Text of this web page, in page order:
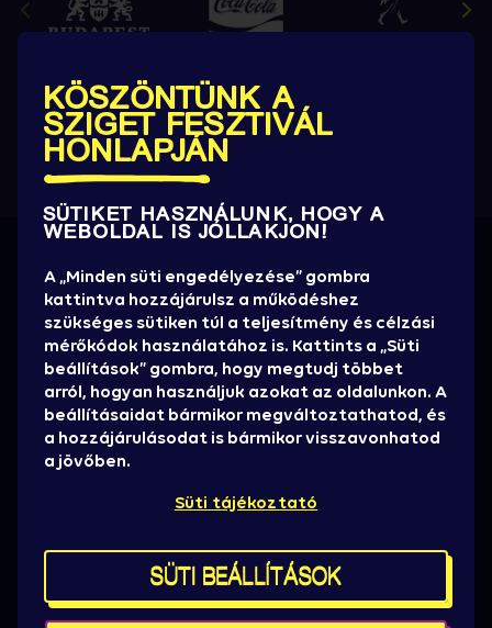
Információra éhezel?
Értesülj elsőként az új előadókról, promóciókról,
játékok, jegyakciókról, hasznos infókról!
HÍRLEVELET KÉREK
Sajtó
Sziget stáb
Brand partnereknek
Süti beállítások
Térképek
KÖSZÖNTÜNK A
SZIGET FESZTIVÁL
HONLAPJÁN
SÜTIKET HASZNÁLUNK, HOGY A
WEBOLDAL IS JÓLLAKJON!
A „Minden süti engedélyezése” gombra
kattintva hozzájárulsz a működéshez
szükséges sütiken túl a teljesítmény és célzási
mérőkódok használatához is. Kattints a „Süti
beállítások” gombra, hogy megtudj többet
arról, hogyan használjuk azokat az oldalunkon. A
beállításaidat bármikor megváltoztathatod, és
a hozzájárulásodat is bármikor visszavonhatod
a jövőben.
Süti tájékoztató
SÜTI BEÁLLÍTÁSOK